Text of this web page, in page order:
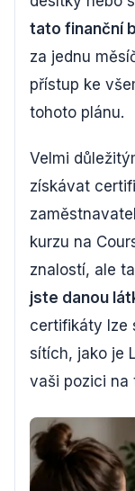
tato finanční
za jednu
přístup ke
tohoto plánu.
Velmi
získávat
kurzu na
znalostí, ale
jste danou
certifikáty lze
sítích, jako je
vaši pozici na